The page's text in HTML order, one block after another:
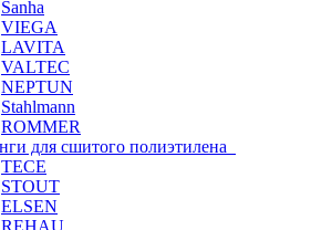
Sanha
VIEGA
LAVITA
VALTEC
NEPTUN
Stahlmann
ROMMER
для сшитого полиэтилена
TECE
STOUT
ELSEN
REHAU